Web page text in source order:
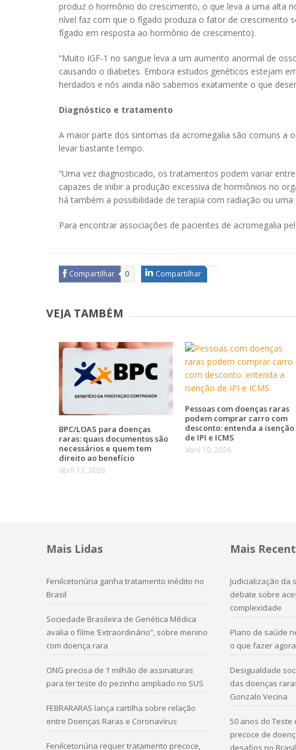
produz o hormônio do crescimento, o que leva a uma alta
nível faz com que o fígado produza o fator de crescimento
fígado em resposta ao hormônio de crescimento).
“Muito IGF-1 no sangue leva a um aumento anormal de
causando o diabetes. Embora estudos genéticos estejam
herdados e nós ainda não sabemos exatamente o que
Diagnóstico e tratamento
A maior parte dos sintomas da acromegalia são comuns a
levar bastante tempo.
“Uma vez diagnosticado, os tratamentos podem variar
capazes de inibir a produção excessiva de hormônios no
há também a possibilidade de terapia com radiação ou
Para encontrar associações de pacientes de acromegalia
Compartilhar 0 Compartilhar
VEJA TAMBÉM
BPC/LOAS para doenças
raras: quais documentos são
necessários e quem tem
direito ao benefício
abril 13, 2026
Pessoas com doenças raras
podem comprar carro com
desconto: entenda a isenção
de IPI e ICMS
abril 10, 2026
Mais Lidas
Fenilcetonúria ganha tratamento inédito no
Brasil
Sociedade Brasileira de Genética Médica
avalia o filme ‘Extraordinário”, sobre menino
com doença rara
ONG precisa de 1 milhão de assinaturas
para ter teste do pezinho ampliado no SUS
FEBRARARAS lança cartilha sobre relação
entre Doenças Raras e Coronavírus
Fenilcetonúria requer tratamento precoce,
Mais
Judicialização da
debate sobre
complexidade
Plano de saúde
o que fazer agora
Desigualdade
das doenças
Gonzalo Vecina
50 anos do Teste
precoce de
desafios no Brasil